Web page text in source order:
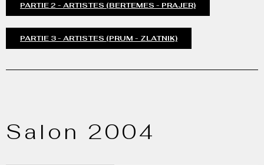
PARTIE 2 - ARTISTES (BERTEMES - PRAJER)
PARTIE 3 - ARTISTES (PRUM - ZLATNIK)
Salon 2004